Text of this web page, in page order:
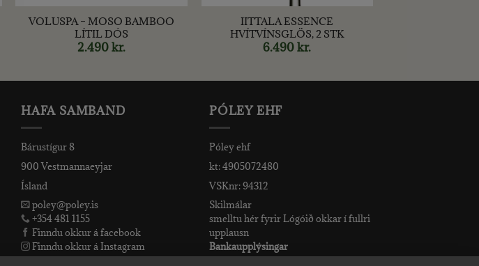
VOLUSPA – MOSO BAMBOO
LÍTIL DÓS
2.490kr.
IITTALA ESSENCE
HVÍTVÍNSGLÖS, 2 STK
6.490kr.
HAFA SAMBAND
Bárustígur 8
900 Vestmannaeyjar
Ísland
poley@poley.is
+354 481 1155
Finndu okkur á facebook
Finndu okkur á Instagram
PÓLEY EHF
Póley ehf
kt: 4905072480
VSKnr: 94312
Skilmálar
smelltu hér fyrir Lógóið okkar í fullri
upplausn
Bankaupplýsingar